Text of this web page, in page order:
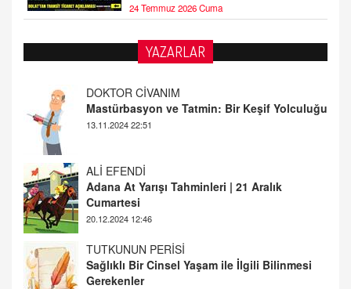
24 Temmuz 2026 Cuma
YAZARLAR
DOKTOR CİVANIM
Mastürbasyon ve Tatmin: Bir Keşif Yolculuğu
13.11.2024 22:51
ALİ EFENDİ
Adana At Yarışı Tahminleri | 21 Aralık
Cumartesi
20.12.2024 12:46
TUTKUNUN PERİSİ
Sağlıklı Bir Cinsel Yaşam ile İlgili Bilinmesi
Gerekenler